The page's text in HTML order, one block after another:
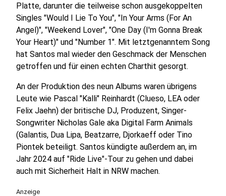
Platte, darunter die teilweise schon ausgekoppelten
Singles "Would I Lie To You", "In Your Arms (For An
Angel)", "Weekend Lover", "One Day (I'm Gonna Break
Your Heart)" und "Number 1". Mit letztgenanntem Song
hat Santos mal wieder den Geschmack der Menschen
getroffen und für einen echten Charthit gesorgt.
An der Produktion des neun Albums waren übrigens
Leute wie Pascal "Kalli" Reinhardt (Clueso, LEA oder
Felix Jaehn) der britische DJ, Produzent, Singer-
Songwriter Nicholas Gale aka Digital Farm Animals
(Galantis, Dua Lipa, Beatzarre, Djorkaeff oder Tino
Piontek beteiligt. Santos kündigte außerdem an, im
Jahr 2024 auf "Ride Live"-Tour zu gehen und dabei
auch mit Sicherheit Halt in NRW machen.
Anzeige